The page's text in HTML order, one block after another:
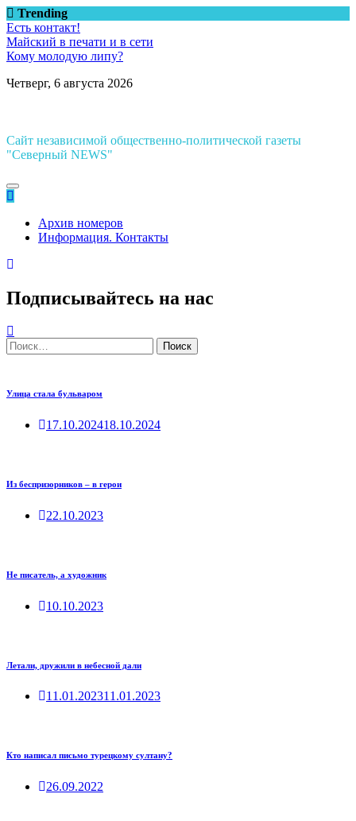
Перейти
к
содержимому
Trending
Есть контакт!
Майский в печати и в сети
Кому молодую липу?
Четверг, 6 августа 2026
Сайт независимой общественно-политической газеты
"Северный NEWS"
Архив номеров
Информация. Контакты
Подписывайтесь на нас
Найти:
Улица стала бульваром
17.10.202418.10.2024
Из беспризорников – в герои
22.10.2023
Не писатель, а художник
10.10.2023
Летали, дружили в небесной дали
11.01.202311.01.2023
Кто написал письмо турецкому султану?
26.09.2022